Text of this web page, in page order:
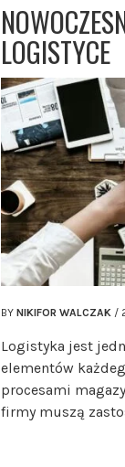
LOGISTYCE
BY NIKIFOR WALCZAK /
Logistyka jest
elementów
procesami
firmy muszą